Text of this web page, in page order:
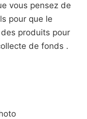
vous pensez de
pour que le
produits pour
de fonds .